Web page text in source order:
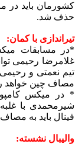
کشورمان باید در
حذف شد.
تیراندازی با کمان:
*در مسابقات
غلامرضا رحیمی
تیم نعمتی و
مصاف چین خواهد
* در میکس
شیرمحمدی با
فینال باید به
والیبال نشسته: